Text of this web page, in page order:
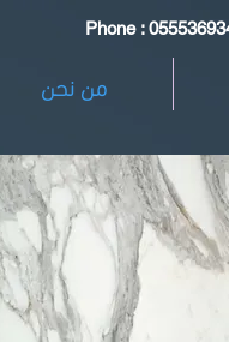
من نحن
Phone :